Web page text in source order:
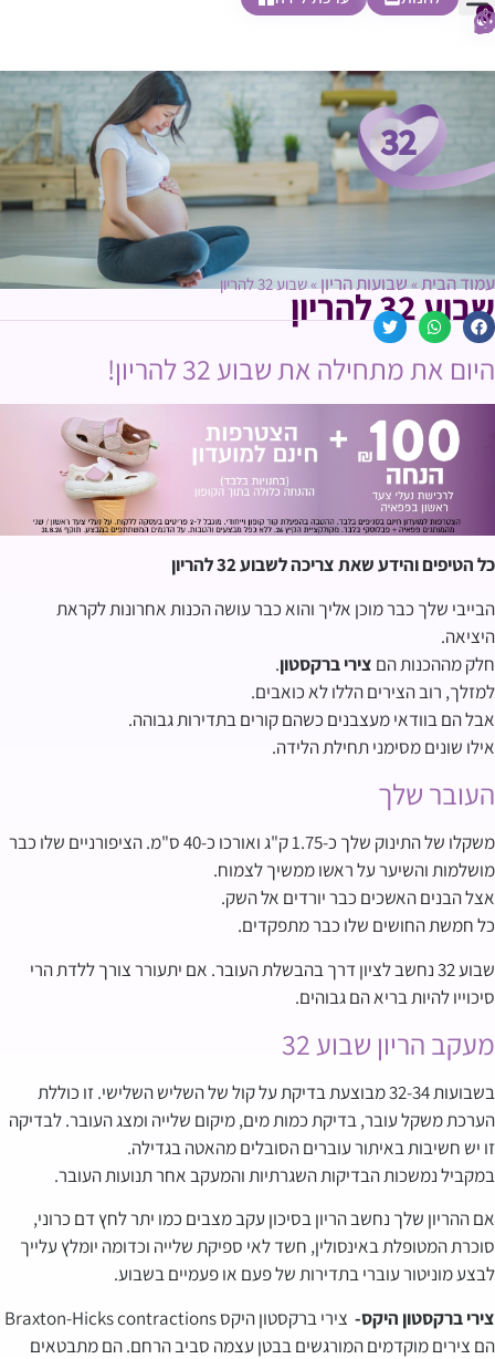
0
32
עמוד הבית»שבועות הריון»שבוע 32 להריון שבוע 32 להריון
היום את מתחילה את שבוע 32 להריון!
כל הטיפים והידע שאת צריכה לשבוע 32 להריון
הבייבי שלך כבר מוכן אליך והוא כבר עושה הכנות אחרונות לקראת
היציאה.
חלק מההכנות הם צירי ברקסטון.
למזלך, רוב הצירים הללו לא כואבים.
אבל הם בוודאי מעצבנים כשהם קורים בתדירות גבוהה.
אילו שונים מסימני תחילת הלידה.
העובר שלך
משקלו של התינוק שלך כ-1.75 ק"ג ואורכו כ-40 ס"מ. הציפורניים שלו כבר
מושלמות והשיער על ראשו ממשיך לצמוח.
אצל הבנים האשכים כבר יורדים אל השק.
כל חמשת החושים שלו כבר מתפקדים.
שבוע 32 נחשב לציון דרך בהבשלת העובר. אם יתעורר צורך ללדת הרי
סיכוייו להיות בריא הם גבוהים.
מעקב הריון שבוע 32
בשבועות 32-34 מבוצעת בדיקת על קול של השליש השלישי. זו כוללת
הערכת משקל עובר, בדיקת כמות מים, מיקום שלייה ומצג העובר. לבדיקה
זו יש חשיבות באיתור עוברים הסובלים מהאטה בגדילה.
במקביל נמשכות הבדיקות השגרתיות והמעקב אחר תנועות העובר.
אם ההריון שלך נחשב הריון בסיכון עקב מצבים כמו יתר לחץ דם כרוני,
סוכרת המטופלת באינסולין, חשד לאי ספיקת שלייה וכדומה יומלץ עלייך
לבצע מוניטור עוברי בתדירות של פעם או פעמיים בשבוע.
צירי ברקסטון היקס-
צירי ברקסטון היקס Braxton-Hicks contractions
הם צירים מוקדמים המורגשים בבטן עצמה סביב הרחם. הם מתבטאים